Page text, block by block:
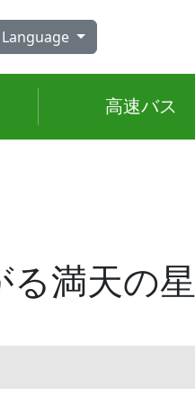
Language
高速バス
る満天の